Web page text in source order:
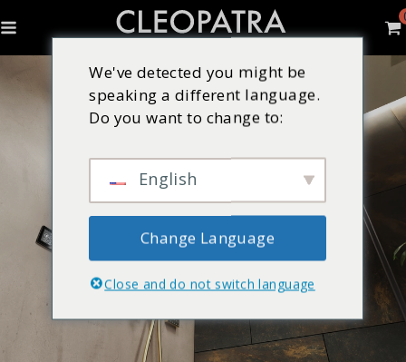
We've detected you might be
speaking a different language.
Do you want to change to:
English
Change Language
Close and do not switch language